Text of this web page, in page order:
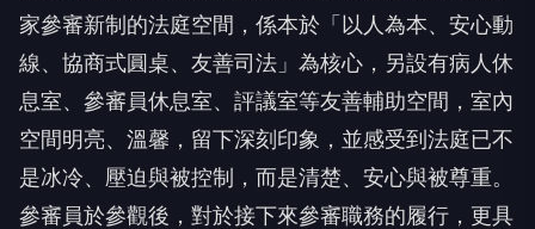
家參審新制的法庭空間，係本於「以人為本、安心動
線、協商式圓桌、友善司法」為核心，另設有病人休
息室、參審員休息室、評議室等友善輔助空間，室內
空間明亮、溫馨，留下深刻印象，並感受到法庭已不
是冰冷、壓迫與被控制，而是清楚、安心與被尊重。
參審員於參觀後，對於接下來參審職務的履行，更具